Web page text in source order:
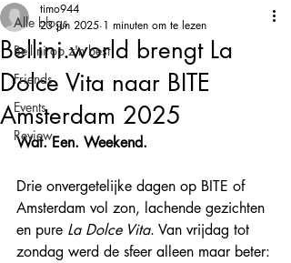
Alle blogs
Bellini op z'n best
Friends
Events
Review
Bellini.world brengt La
Dolce Vita naar BITE
Amsterdam 2025
timo944
23 jun 2025 1 minuten om te lezen
Wat. Een. Weekend.
Drie onvergetelijke dagen op BITE of
Amsterdam vol zon, lachende gezichten
en pure La Dolce Vita. Van vrijdag tot
zondag werd de sfeer alleen maar beter: